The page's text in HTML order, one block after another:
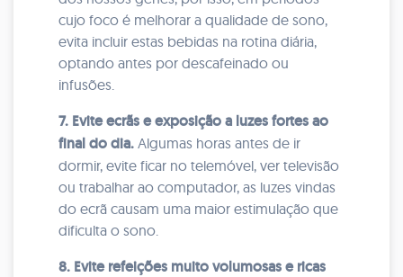
cujo foco é melhorar a qualidade de sono,
evita incluir estas bebidas na rotina diária,
optando antes por descafeinado ou
infusões.
7. Evite ecrãs e exposição a luzes fortes ao
final do dia. Algumas horas antes de ir
dormir, evite ficar no telemóvel, ver televisão
ou trabalhar ao computador, as luzes vindas
do ecrã causam uma maior estimulação que
dificulta o sono.
8. Evite refeições muito volumosas e ricas